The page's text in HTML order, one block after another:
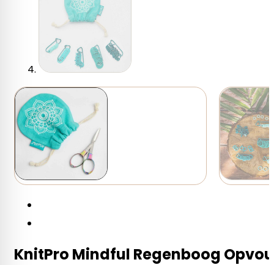
KnitPro Mindful Regenboog